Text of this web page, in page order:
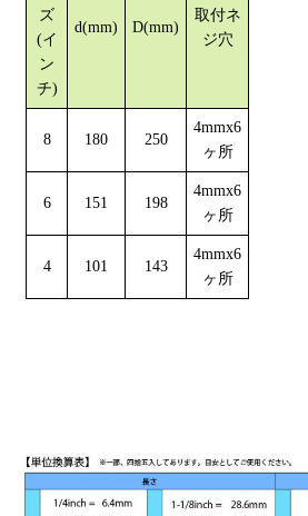
ズ
(イ
ン
チ)
d(mm) D(mm)
取付ネ
ジ穴
8 180 250
4mmx6
ヶ所
6 151 198
4mmx6
ヶ所
4 101 143
4mmx6
ヶ所